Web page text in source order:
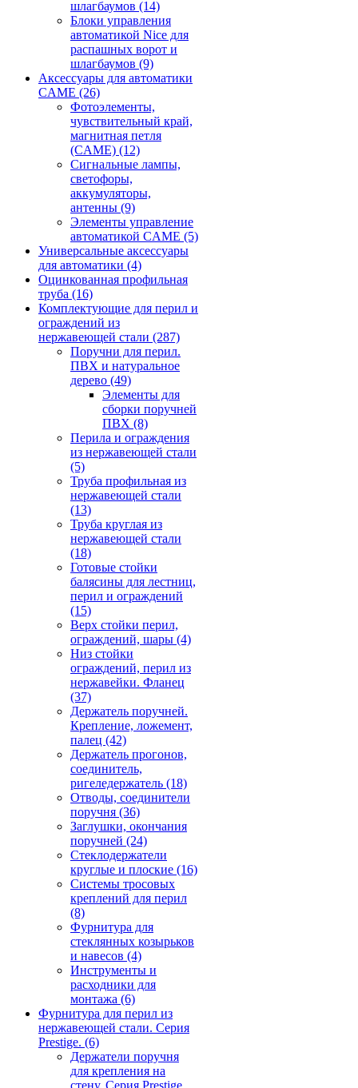
шлагбаумов (14)
Блоки управления
автоматикой Nice для
распашных ворот и
шлагбаумов (9)
Аксессуары для автоматики
CAME (26)
Фотоэлементы,
чувствительный край,
магнитная петля
(CAME) (12)
Сигнальные лампы,
светофоры,
аккумуляторы,
антенны (9)
Элементы управление
автоматикой CAME (5)
Универсальные аксессуары
для автоматики (4)
Оцинкованная профильная
труба (16)
Комплектующие для перил и
ограждений из
нержавеющей стали (287)
Поручни для перил.
ПВХ и натуральное
дерево (49)
Элементы для
сборки поручней
ПВХ (8)
Перила и ограждения
из нержавеющей стали
(5)
Труба профильная из
нержавеющей стали
(13)
Труба круглая из
нержавеющей стали
(18)
Готовые стойки
балясины для лестниц,
перил и ограждений
(15)
Верх стойки перил,
ограждений, шары (4)
Низ стойки
ограждений, перил из
нержавейки. Фланец
(37)
Держатель поручней.
Крепление, ложемент,
палец (42)
Держатель прогонов,
соединитель,
ригеледержатель (18)
Отводы, соединители
поручня (36)
Заглушки, окончания
поручней (24)
Стеклодержатели
круглые и плоские (16)
Системы тросовых
креплений для перил
(8)
Фурнитура для
стеклянных козырьков
и навесов (4)
Инструменты и
расходники для
монтажа (6)
Фурнитура для перил из
нержавеющей стали. Серия
Prestige. (6)
Держатели поручня
для крепления на
стену. Серия Prestige